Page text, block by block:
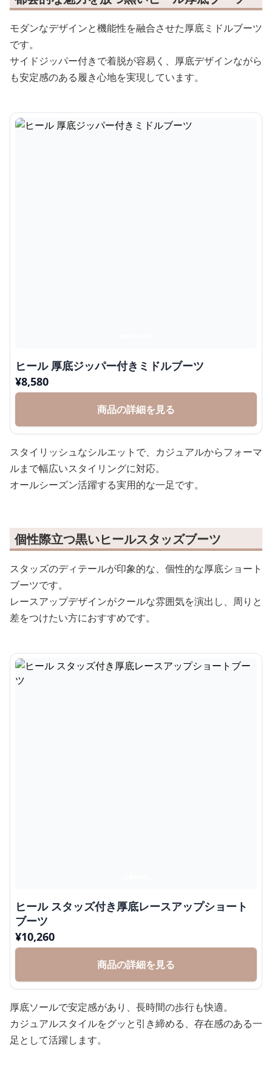
モダンなデザインと機能性を融合させた厚底ミドルブーツ
です。
サイドジッパー付きで着脱が容易く、厚底デザインながら
も安定感のある履き心地を実現しています。
ヒール 厚底ジッパー付きミドルブーツ
¥8,580
商品の詳細を見る
スタイリッシュなシルエットで、カジュアルからフォーマ
ルまで幅広いスタイリングに対応。
オールシーズン活躍する実用的な一足です。
個性際立つ黒いヒールスタッズブーツ
スタッズのディテールが印象的な、個性的な厚底ショート
ブーツです。
レースアップデザインがクールな雰囲気を演出し、周りと
差をつけたい方におすすめです。
ヒール スタッズ付き厚底レースアップショート
ブーツ
¥10,260
商品の詳細を見る
厚底ソールで安定感があり、長時間の歩行も快適。
カジュアルスタイルをグッと引き締める、存在感のある一
足として活躍します。